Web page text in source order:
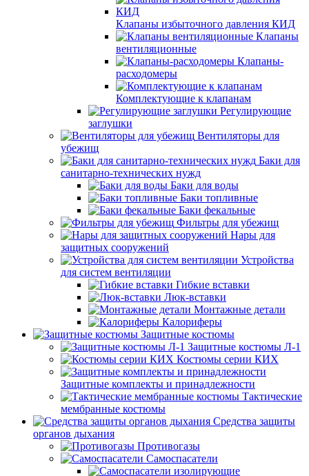
Клапаны избыточного давления КИД
Клапаны
вентиляционные
Клапаны-
расходомеры
Комплектующие к клапанам
Регулирующие
заглушки
Вентиляторы для
убежищ
Баки для
санитарно-технических нужд
Баки для воды
Баки топливные
Баки фекальные
Фильтры для убежищ
Нары для
защитных сооружений
Устройства
для систем вентиляции
Гибкие вставки
Люк-вставки
Монтажные детали
Калориферы
Защитные костюмы
Защитные костюмы Л-1
Костюмы серии КИХ
Защитные комплекты и принадлежности
Тактические
мембранные костюмы
Средства защиты
органов дыхания
Противогазы
Самоспасатели